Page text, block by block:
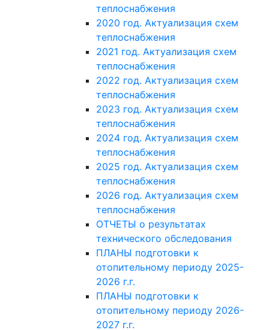
теплоснабжения
2020 год. Актуализация схем
теплоснабжения
2021 год. Актуализация схем
теплоснабжения
2022 год. Актуализация схем
теплоснабжения
2023 год. Актуализация схем
теплоснабжения
2024 год. Актуализация схем
теплоснабжения
2025 год. Актуализация схем
теплоснабжения
2026 год. Актуализация схем
теплоснабжения
ОТЧЕТЫ о результатах
технического обследования
ПЛАНЫ подготовки к
отопительному периоду 2025-
2026 г.г.
ПЛАНЫ подготовки к
отопительному периоду 2026-
2027 г.г.